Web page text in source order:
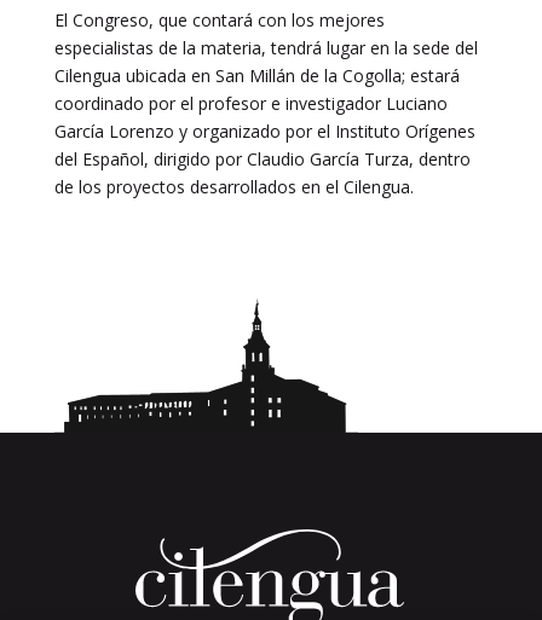
El Congreso, que contará con los mejores
especialistas de la materia, tendrá lugar en la sede del
Cilengua ubicada en San Millán de la Cogolla; estará
coordinado por el profesor e investigador Luciano
García Lorenzo y organizado por el Instituto Orígenes
del Español, dirigido por Claudio García Turza, dentro
de los proyectos desarrollados en el Cilengua.